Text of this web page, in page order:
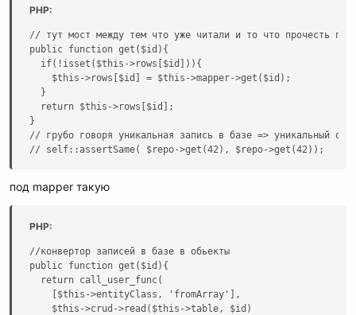
PHP:
// тут мост между тем что уже читали и то что прочесть
public function get($id){
  if(!isset($this->rows[$id])){
    $this->rows[$id] = $this->mapper->get($id);
  }
  return $this->rows[$id];
}
// грубо говоря уникальная запись в базе => уникальный
// self::assertSame( $repo->get(42), $repo->get(42));
под mapper такую
PHP:
//конвертор записей в базе в обьекты
public function get($id){
  return call_user_func(
    [$this->entityClass, 'fromArray'],
    $this->crud->read($this->table, $id)